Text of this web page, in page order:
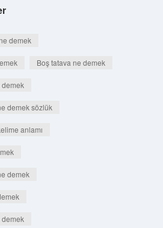
demek
Boş tatava ne demek
demek sözlük
anlamı
demek
demek